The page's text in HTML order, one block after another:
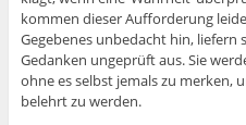
kommen dieser Aufforderung
Gegebenes unbedacht hin, liefern
Gedanken ungeprüft aus. Sie
ohne es selbst jemals zu merken,
belehrt zu werden.